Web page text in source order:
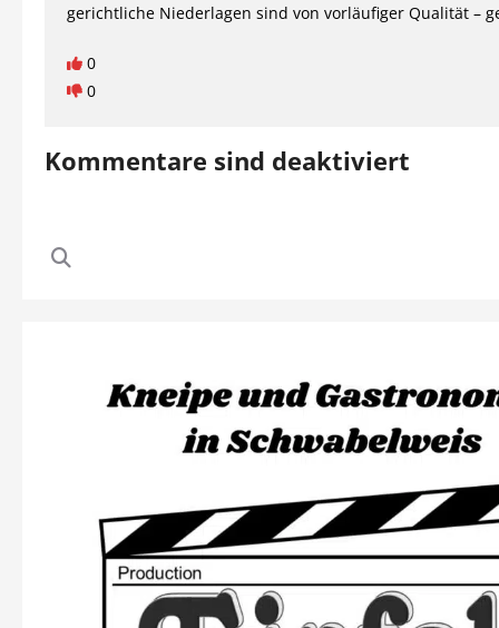
gerichtliche Niederlagen sind von vorläufiger Qualität –
0
0
Kommentare sind deaktiviert